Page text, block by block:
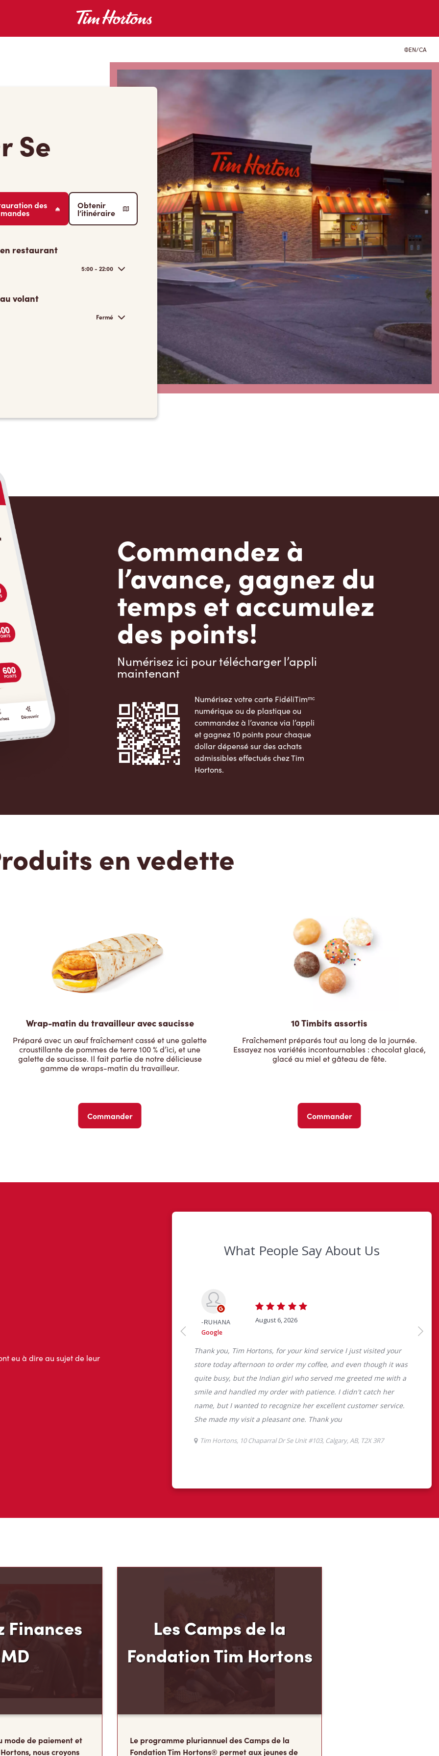
EN/CA
Se
des Obtenir
l’itinéraire
restaurant
5:00 - 22:00
volant
Fermé
Commandez à
l’avance, gagnez du
temps et accumulez
des points!
Numérisez ici pour télécharger l’appli
maintenant
Numérisez votre carte FidéliTimᵐᶜ
numérique ou de plastique ou
commandez à l’avance via l’appli
et gagnez 10 points pour chaque
dollar dépensé sur des achats
admissibles effectués chez Tim
Hortons.
en vedette
Wrap-matin du travailleur avec saucisse
Préparé avec un œuf fraîchement cassé et une galette
croustillante de pommes de terre 100 % d’ici, et une
galette de saucisse. Il fait partie de notre délicieuse
gamme de wraps-matin du travailleur.
Commander
10 Timbits assortis
Fraîchement préparés tout au long de la journée.
Essayez nos variétés incontournables : chocolat glacé,
glacé au miel et gâteau de fête.
Commander
Finances
nous croyons
Les Camps de la
de leur vie où ils déterminent ce qu’ils